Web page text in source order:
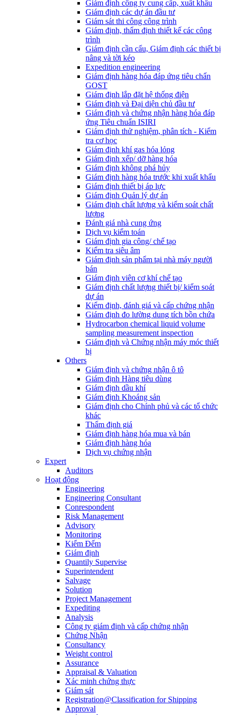
Giám định công ty cung cấp, xuất khẩu
Giám định các dự án đầu tư
Giám sát thi công công trình
Giám định, thẩm định thiết kế các công
trình
Giám định cần cẩu, Giám định các thiết bị
nâng và tời kéo
Expedition engineering
Giám định hàng hóa đáp ứng tiêu chẩn
GOST
Giám định lắp đặt hệ thống điện
Giám định và Đại diện chủ đầu tư
Giám định và chứng nhận hàng hóa đáp
ứng Tiêu chuẩn ISIRI
Giám định thử nghiệm, phân tích - Kiểm
tra cơ học
Giám định khí gas hóa lỏng
Giám định xếp/ dỡ hàng hóa
Giám định không phá hủy
Giám định hàng hóa trước khi xuất khẩu
Giám định thiết bị áp lực
Giám định Quản lý dự án
Giám định chất lượng và kiểm soát chất
lượng
Đánh giá nhà cung ứng
Dịch vụ kiểm toán
Giám định gia công/ chế tạo
Kiểm tra siêu âm
Giám định sản phẩm tại nhà máy người
bán
Giám định viên cơ khí chế tạo
Giám định chất lượng thiết bị/ kiểm soát
dự án
Kiểm định, đánh giá và cấp chứng nhận
Giám định đo lường dung tích bồn chứa
Hydrocarbon chemical liquid volume
sampling measurement inspection
Giám định và Chứng nhận máy móc thiết
bị
Others
Giám định và chứng nhận ô tô
Giám định Hàng tiêu dùng
Giám định dầu khí
Giám định Khoáng sản
Giám định cho Chính phủ và các tổ chức
khác
Thẩm định giá
Giám định hàng hóa mua và bán
Giám định hàng hóa
Dịch vụ chứng nhận
Expert
Auditors
Hoạt động
Engineering
Engineering Consultant
Conrespondent
Risk Management
Advisory
Monitoring
Kiểm Đếm
Giám định
Quantily Supervise
Superintendent
Salvage
Solution
Project Management
Expediting
Analysis
Công ty giám định và cấp chứng nhận
Chứng Nhận
Consultancy
Weight control
Assurance
Appraisal & Valuation
Xác minh chứng thực
Giám sát
Registration@Classification for Shipping
Approval